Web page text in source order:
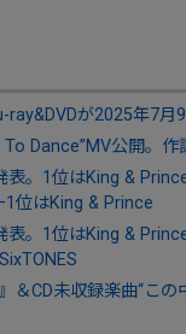
ray&DVDが2025年7月
Dance”MV公開。作
表。1位はKing &
1位はKing & Prince
表。1位はKing &
＆CD未収録楽曲“この